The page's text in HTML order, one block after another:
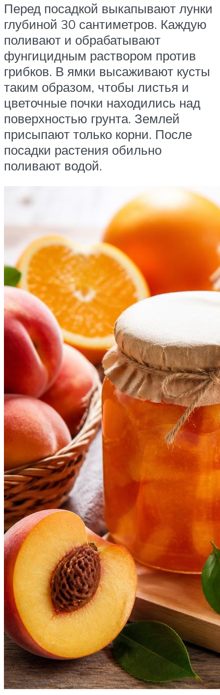
Перед посадкой выкапывают лунки
глубиной 30 сантиметров. Каждую
поливают и обрабатывают
фунгицидным раствором против
грибков. В ямки высаживают кусты
таким образом, чтобы листья и
цветочные почки находились над
поверхностью грунта. Землей
присыпают только корни. После
посадки растения обильно
поливают водой.